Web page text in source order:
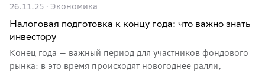
системе не появились автоматически.
26.11.25 · Экономика
Налоговая подготовка к концу года: что важно знать
инвестору
Конец года — важный период для участников фондового
рынка: в это время происходят новогоднее ралли,